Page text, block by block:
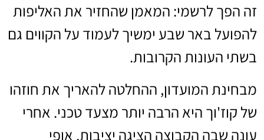
זה הפך לרשמי: המאמן שהחזיר את האליפות
להפועל באר שבע ימשיך לעמוד על הקווים גם
בשתי העונות הקרובות.
מבחינת המועדון, ההחלטה להאריך את חוזהו
של קוז'וך היא הרבה יותר מצעד טכני. אחרי
עונה שבה הקבוצה הציגה יציבות, אופי